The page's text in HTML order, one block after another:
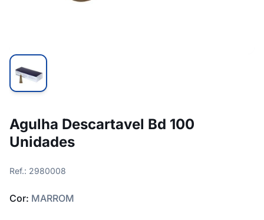
Agulha Descartavel Bd 100
Unidades
Ref.: 2980008
Cor: MARROM